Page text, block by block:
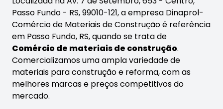
Passo Fundo - RS, 99010-121, a empresa Dinaprol-
Comércio de Materiais de Construção é referência
em Passo Fundo, RS, quando se trata de
Comércio de materiais de construção.
Comercializamos uma ampla variedade de
materiais para construção e reforma, com as
melhores marcas e preços competitivos do
mercado.